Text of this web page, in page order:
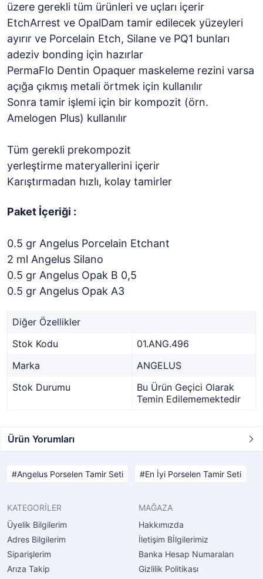
üzere gerekli tüm ürünleri ve uçları içerir
EtchArrest ve OpalDam tamir edilecek yüzeyleri
ayırır ve Porcelain Etch, Silane ve PQ1 bunları
adeziv bonding için hazırlar
PermaFlo Dentin Opaquer maskeleme rezini varsa
açığa çıkmış metali örtmek için kullanılır
Sonra tamir işlemi için bir kompozit (örn.
Amelogen Plus) kullanılır
Tüm gerekli prekompozit
yerleştirme materyallerini içerir
Karıştırmadan hızlı, kolay tamirler
Paket İçeriği :
0.5 gr Angelus Porcelain Etchant
2 ml Angelus Silano
0.5 gr Angelus Opak B 0,5
0.5 gr Angelus Opak A3
Diğer Özellikler
Stok Kodu
01.ANG.496
Marka
ANGELUS
Stok Durumu
Bu Ürün Geçici Olarak
Temin Edilememektedir
Ürün Yorumları
Angelus Porselen Tamir Seti En İyi Porselen Tamir Seti
KATEGORİLER
Üyelik Bilgilerim
Adres Bilgilerim
Siparişlerim
Arıza Takip
MAĞAZA
Hakkımızda
İletişim Bİlgilerimiz
Banka Hesap Numaraları
Gizlilik Politikası